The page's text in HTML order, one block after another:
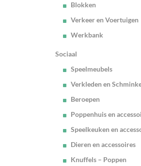
Blokken
Verkeer en Voertuigen
Werkbank
Sociaal
Speelmeubels
Verkleden en
Beroepen
Poppenhuis en
Speelkeuken en
Dieren en accessoires
Knuffels – Poppen